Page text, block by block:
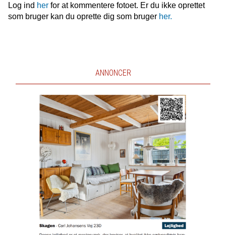
Log ind herfor at kommentere fotoet. Er du ikke oprettet
som bruger kan du oprette dig som bruger her.
ANNONCER